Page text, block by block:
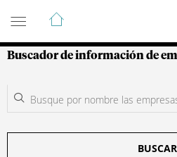
Guía de Empresas
Buscador de información de
BUSCAR